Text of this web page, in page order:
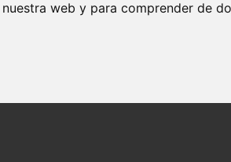
web y para comprender de